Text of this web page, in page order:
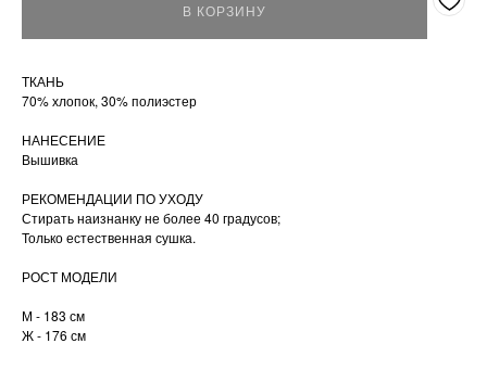
В КОРЗИНУ
ТКАНЬ
70% хлопок, 30% полиэстер
НАНЕСЕНИЕ
Вышивка
РЕКОМЕНДАЦИИ ПО УХОДУ
Стирать наизнанку не более 40 градусов;
Только естественная сушка.
РОСТ МОДЕЛИ
М - 183 см
Ж - 176 см